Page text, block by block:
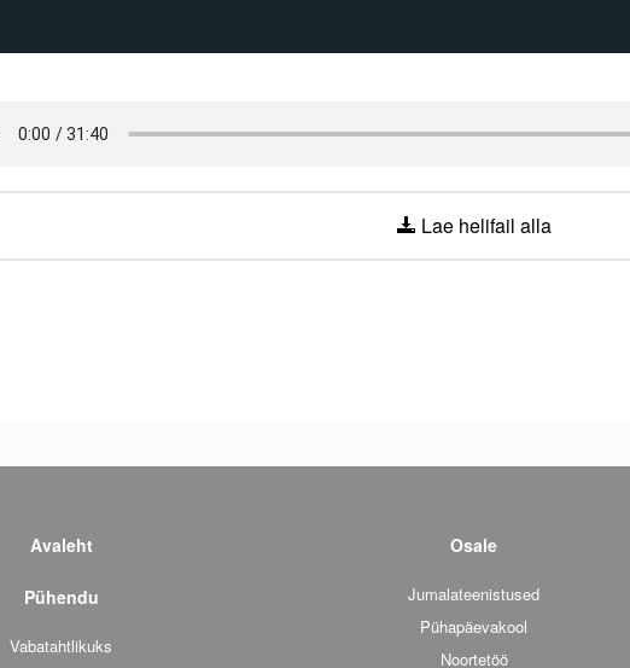
Lae helifail alla
Avaleht
Pühendu
Vabatahtlikuks
Osale
Jumalateenistused
Pühapäevakool
Noortetöö